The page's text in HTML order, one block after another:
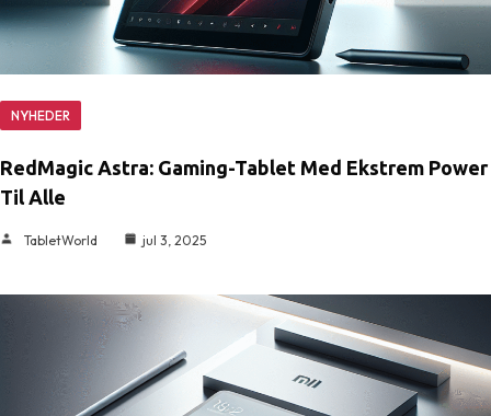
NYHEDER
RedMagic Astra: Gaming-Tablet Med Ekstrem Power
Til Alle
TabletWorld jul 3, 2025